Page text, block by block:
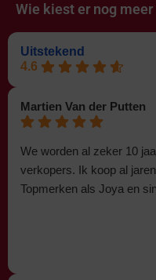
Wie kiest er nog meer
Uitstekend
4.6
Martien Van der Putten
We worden al zeker 10
verkopers. Ik koop al
Topmerken als Joya en